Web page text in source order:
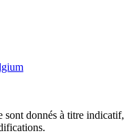
sont donnés à titre indicatif,